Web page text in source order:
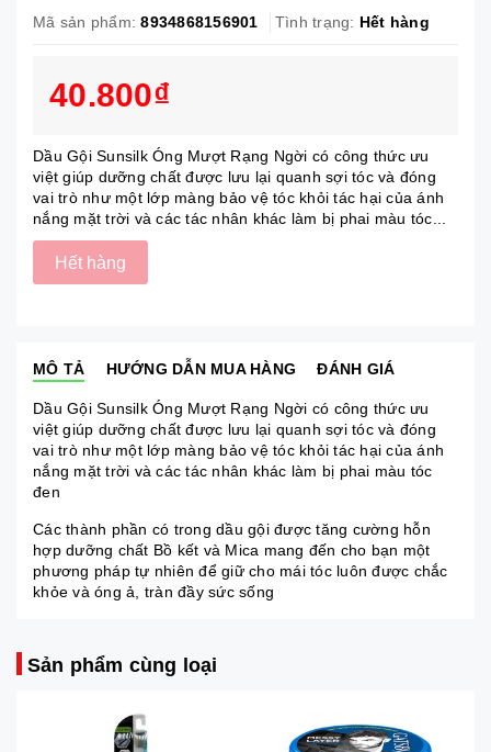
Mã sản phẩm: 8934868156901 Tình trạng: Hết hàng
40.800₫
Dầu Gội Sunsilk Óng Mượt Rạng Ngời có công thức ưu
việt giúp dưỡng chất được lưu lại quanh sợi tóc và đóng
vai trò như một lớp màng bảo vệ tóc khỏi tác hại của ánh
nắng mặt trời và các tác nhân khác làm bị phai màu tóc...
Hết hàng
MÔ TẢ HƯỚNG DẪN MUA HÀNG ĐÁNH GIÁ
Dầu Gội Sunsilk Óng Mượt Rạng Ngời có công thức ưu
việt giúp dưỡng chất được lưu lại quanh sợi tóc và đóng
vai trò như một lớp màng bảo vệ tóc khỏi tác hại của ánh
nắng mặt trời và các tác nhân khác làm bị phai màu tóc
đen
Các thành phần có trong dầu gội được tăng cường hỗn
hợp dưỡng chất Bồ kết và Mica mang đến cho bạn một
phương pháp tự nhiên để giữ cho mái tóc luôn được chắc
khỏe và óng ả, tràn đầy sức sống
Sản phẩm cùng loại